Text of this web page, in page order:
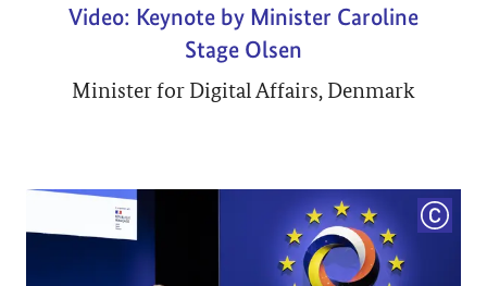
Video: Keynote by Minister Caroline
Stage Olsen
Minister for Digital Affairs, Denmark